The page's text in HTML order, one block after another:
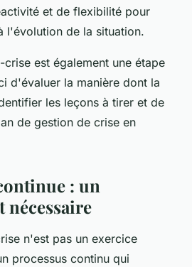
et de flexibilité pour
l'évolution de la situation.
est également une étape
d'évaluer la manière dont la
les leçons à tirer et de
de gestion de crise en
: un
nécessaire
n'est pas un exercice
processus continu qui